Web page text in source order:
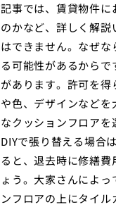
記事では、賃貸物件
のかなど、詳しく解
はできません。なぜ
る可能性があるから
があります。許可を
や色、デザインなど
なクッションフロアを
DIYで張り替える場合
ると、退去時に修繕
ょう。大家さんによ
ンフロアの上にタイ